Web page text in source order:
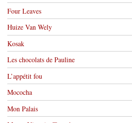
Four Leaves
Huize Van Wely
Kosak
Les chocolats de Pauline
L’appétit fou
Mococha
Mon Palais